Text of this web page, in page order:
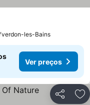
les-Bains
Ver preços
Partilhar